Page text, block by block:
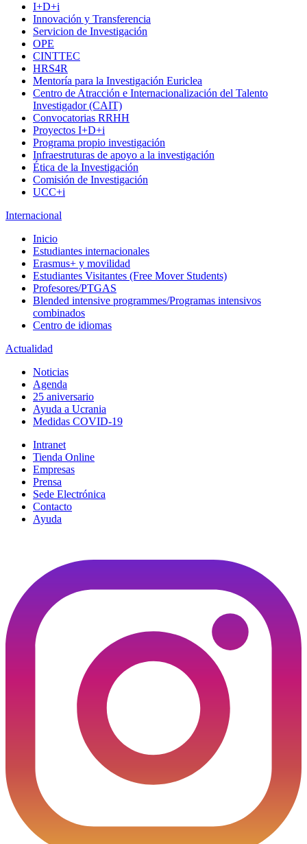
I+D+i
Innovación y Transferencia
Servicion de Investigación
OPE
CINTTEC
HRS4R
Mentoría para la Investigación Euriclea
Centro de Atracción e Internacionalización del Talento
Investigador (CAIT)
Convocatorias RRHH
Proyectos I+D+i
Programa propio investigación
Infraestruturas de apoyo a la investigación
Ética de la Investigación
Comisión de Investigación
UCC+i
Internacional
Inicio
Estudiantes internacionales
Erasmus+ y movilidad
Estudiantes Visitantes (Free Mover Students)
Profesores/PTGAS
Blended intensive programmes/Programas intensivos
combinados
Centro de idiomas
Actualidad
Noticias
Agenda
25 aniversario
Ayuda a Ucrania
Medidas COVID-19
Intranet
Tienda Online
Empresas
Prensa
Sede Electrónica
Contacto
Ayuda